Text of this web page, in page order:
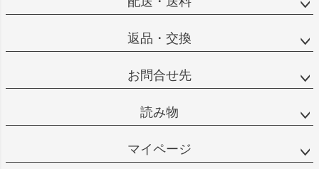
返品・交換
お問合せ先
読み物
マイページ